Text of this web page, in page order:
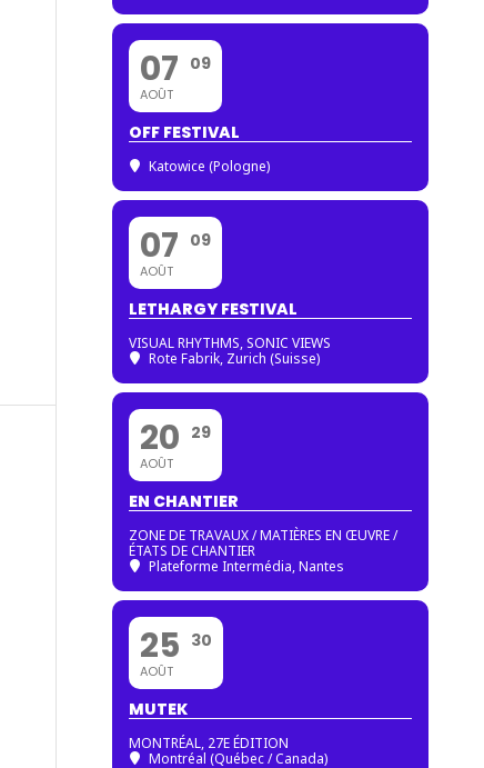
07
AOÛT
09
OFF FESTIVAL
Katowice (Pologne)
07
AOÛT
09
LETHARGY FESTIVAL
VISUAL RHYTHMS, SONIC VIEWS
Rote Fabrik, Zurich (Suisse)
20
AOÛT
29
EN CHANTIER
ZONE DE TRAVAUX / MATIÈRES EN ŒUVRE /
ÉTATS DE CHANTIER
Plateforme Intermédia, Nantes
25
AOÛT
30
MUTEK
MONTRÉAL, 27E ÉDITION
Montréal (Québec / Canada)